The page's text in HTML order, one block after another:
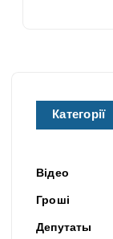
Категорії
Відео
Гроші
Депутаты